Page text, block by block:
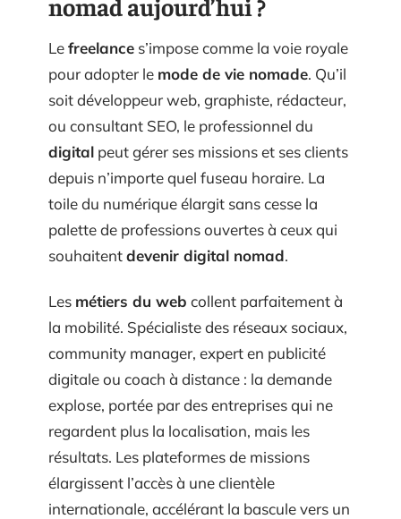
Lefreelance s’impose comme la voie royale
pour adopter le mode de vie nomade. Qu’il
soit développeur web, graphiste, rédacteur,
ou consultant SEO, le professionnel du
digital peut gérer ses missions et ses clients
depuis n’importe quel fuseau horaire. La
toile du numérique élargit sans cesse la
palette de professions ouvertes à ceux qui
souhaitentdevenir digital nomad.
Les métiers du web collent parfaitement à
la mobilité. Spécialiste des réseaux sociaux,
community manager, expert en publicité
digitale ou coach à distance : la demande
explose, portée par des entreprises qui ne
regardent plus la localisation, mais les
résultats. Les plateformes de missions
élargissent l’accès à une clientèle
internationale, accélérant la bascule vers un